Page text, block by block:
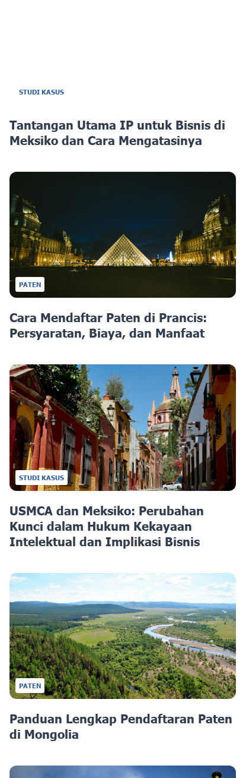
STUDI KASUS
Tantangan Utama IP untuk Bisnis di
Meksiko dan Cara Mengatasinya
PATEN
Cara Mendaftar Paten di Prancis:
Persyaratan, Biaya, dan Manfaat
STUDI KASUS
USMCA dan Meksiko: Perubahan
Kunci dalam Hukum Kekayaan
Intelektual dan Implikasi Bisnis
PATEN
Panduan Lengkap Pendaftaran Paten
di Mongolia